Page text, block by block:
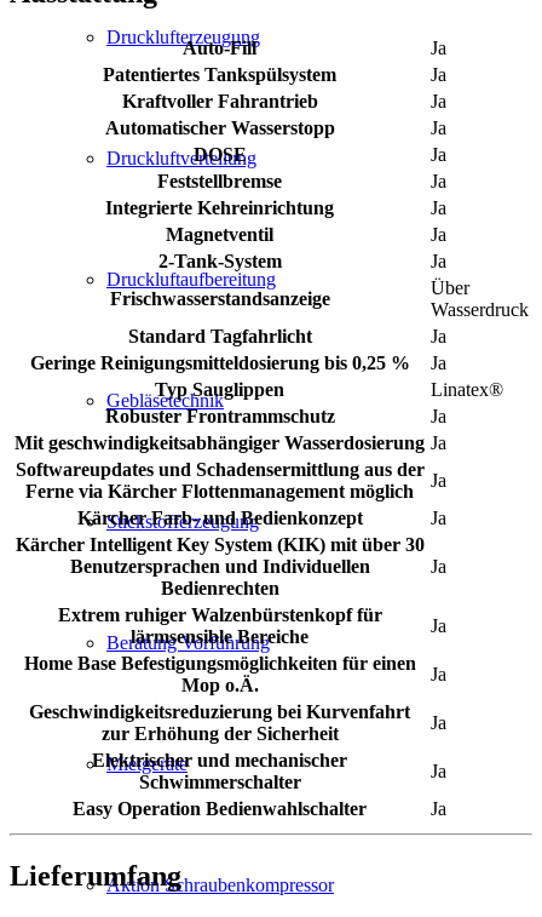
Drucklufterzeugung
Druckluftverteilung
Druckluftaufbereitung
Gebläsetechnik
Stickstofferzeugung
Beratung Vorführung
Mietgeräte
Aktion Schraubenkompressor
Auto-Fill
Ja
Patentiertes Tankspülsystem
Ja
Kraftvoller Fahrantrieb
Ja
Automatischer Wasserstopp
Ja
DOSE
Ja
Feststellbremse
Ja
Integrierte Kehreinrichtung
Ja
Magnetventil
Ja
2-Tank-System
Ja
Frischwasserstandsanzeige
Über
Wasserdruck
Standard Tagfahrlicht
Ja
Geringe Reinigungsmitteldosierung bis 0,25 %
Ja
Typ Sauglippen
Linatex®
Robuster Frontrammschutz
Ja
Mit geschwindigkeitsabhängiger Wasserdosierung Ja
Softwareupdates und Schadensermittlung aus der
Ferne via Kärcher Flottenmanagement möglich
Ja
Kärcher Farb- und Bedienkonzept
Ja
Kärcher Intelligent Key System (KIK) mit über 30
Benutzersprachen und Individuellen
Bedienrechten
Ja
Extrem ruhiger Walzenbürstenkopf für
lärmsensible Bereiche
Ja
Home Base Befestigungsmöglichkeiten für einen
Mop o.Ä.
Ja
Geschwindigkeitsreduzierung bei Kurvenfahrt
zur Erhöhung der Sicherheit
Ja
Elektrischer und mechanischer
Schwimmerschalter
Ja
Easy Operation Bedienwahlschalter
Ja
Lieferumfang